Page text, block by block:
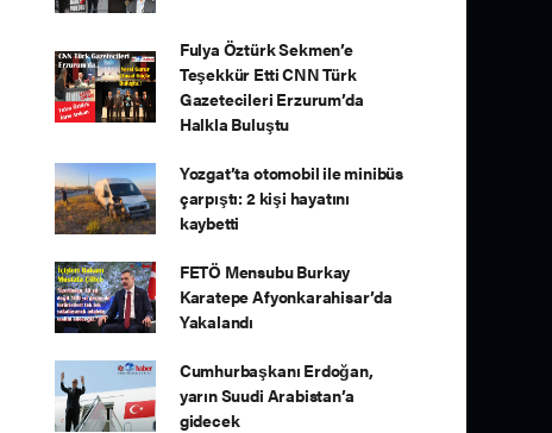
Fulya Öztürk Sekmen’e
Teşekkür Etti CNN Türk
Gazetecileri Erzurum’da
Halkla Buluştu
Yozgat’ta otomobil ile minibüs
çarpıştı: 2 kişi hayatını
kaybetti
FETÖ Mensubu Burkay
Karatepe Afyonkarahisar’da
Yakalandı
Cumhurbaşkanı Erdoğan,
yarın Suudi Arabistan’a
gidecek